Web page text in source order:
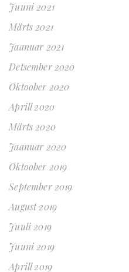
Juuni 2021
Märts 2021
Jaanuar 2021
Detsember 2020
Oktoober 2020
Aprill 2020
Märts 2020
Jaanuar 2020
Oktoober 2019
September 2019
August 2019
Juuli 2019
Juuni 2019
Aprill 2019